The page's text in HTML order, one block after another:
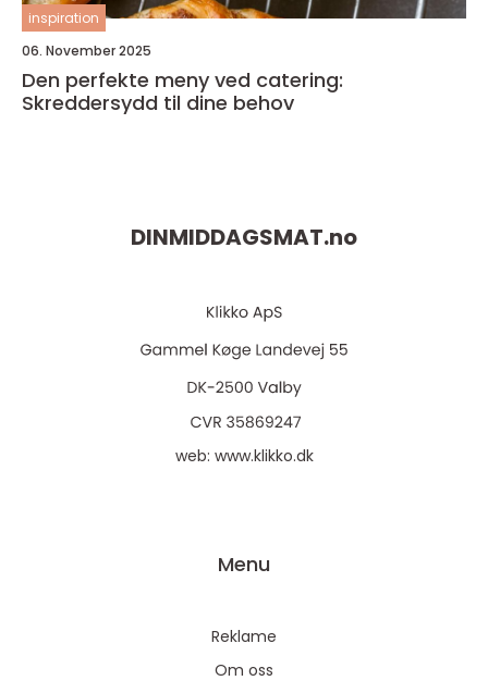
inspiration
06. November 2025
Den perfekte meny ved catering:
Skreddersydd til dine behov
DINMIDDAGSMAT.no
web: www.klikko.dk
Menu
Reklame
Om oss